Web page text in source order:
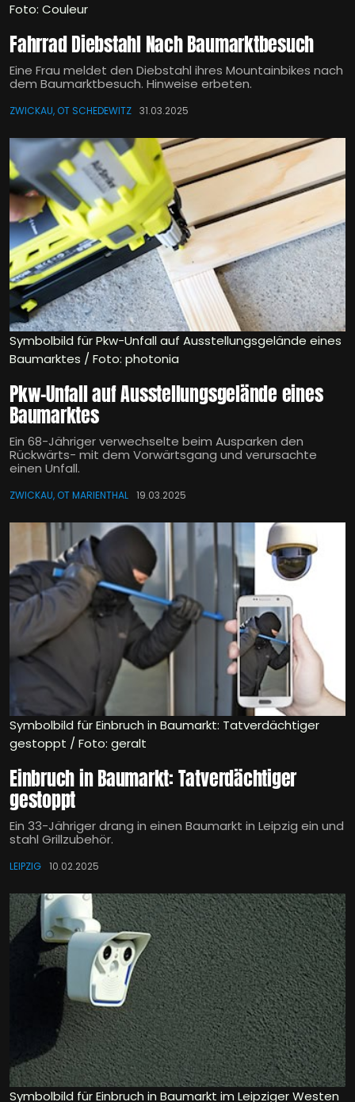
Foto: Couleur
Fahrrad Diebstahl Nach Baumarktbesuch
Eine Frau meldet den Diebstahl ihres Mountainbikes nach
dem Baumarktbesuch. Hinweise erbeten.
ZWICKAU, OT SCHEDEWITZ 31.03.2025
Symbolbild für Pkw-Unfall auf Ausstellungsgelände eines
Baumarktes / Foto: photonia
Pkw-Unfall auf Ausstellungsgelände eines
Baumarktes
Ein 68-Jähriger verwechselte beim Ausparken den
Rückwärts- mit dem Vorwärtsgang und verursachte
einen Unfall.
ZWICKAU, OT MARIENTHAL 19.03.2025
Symbolbild für Einbruch in Baumarkt: Tatverdächtiger
gestoppt / Foto: geralt
Einbruch in Baumarkt: Tatverdächtiger
gestoppt
Ein 33-Jähriger drang in einen Baumarkt in Leipzig ein und
stahl Grillzubehör.
LEIPZIG 10.02.2025
Symbolbild für Einbruch in Baumarkt im Leipziger Westen